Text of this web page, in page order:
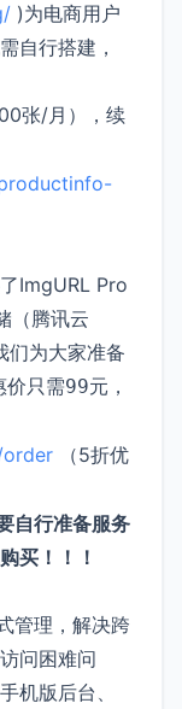
)为电商用户
自行搭建，
张/月），续
ImgURL Pro
（腾讯云
们为大家准备
价只需99元 ，
（5折优
自行准备服务
买！！！
管理，解决跨
问困难问
机版后台、